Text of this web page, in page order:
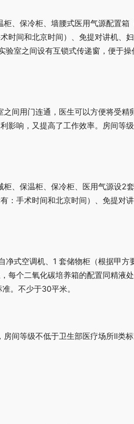
、保冷柜、墙腰式医用气源配置箱
时间和北京时间）、免提对讲机、
室之间设有互锁式传递窗，便于
间用门连通，医生可以方便将受精
影响，又提高了工作效率。房间等
、保温柜、保冷柜、医用气源设2
：手术时间和北京时间）、免提对
式空调机、1 套储物柜（根据甲方
每个二氧化碳培养箱的配置同精液
。不少于30平米。
间等级不低于卫生部医疗场所II类标